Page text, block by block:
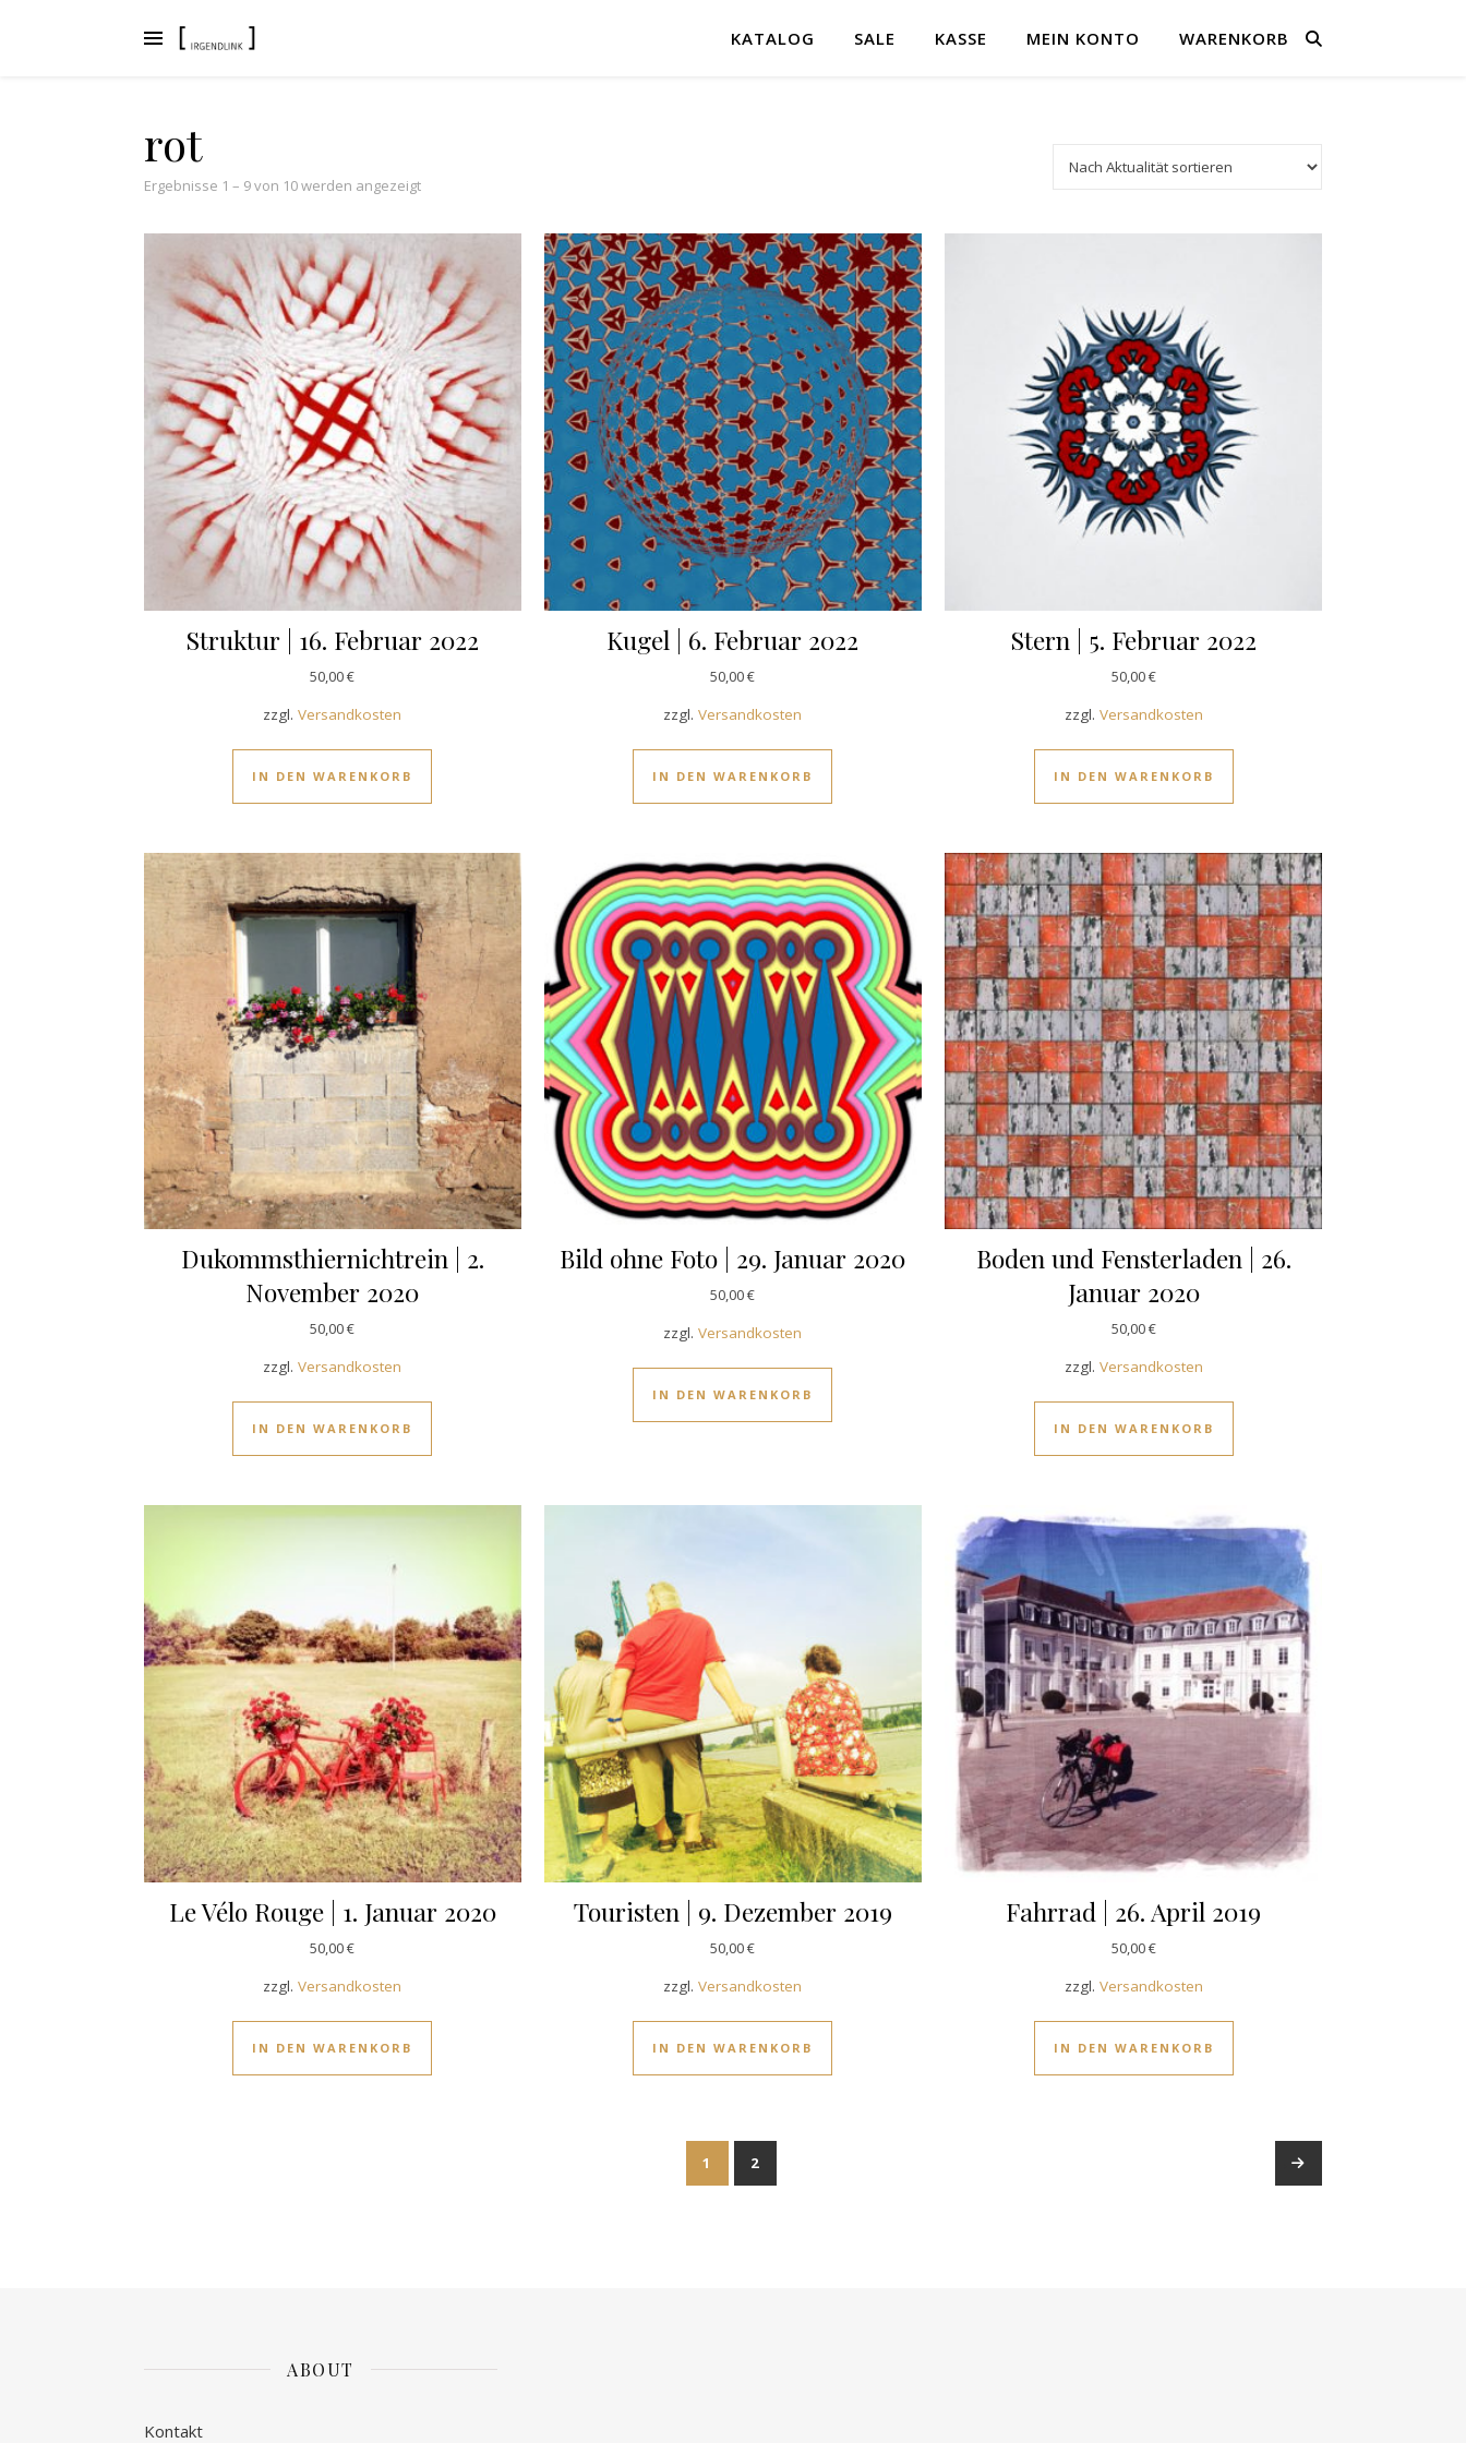
KATALOG SALE KASSE MEIN KONTO WARENKORB
rot
Ergebnisse 1 – 9 von 10 werden angezeigtNach Aktualität sortiert
Struktur | 16. Februar 2022
50,00€
zzgl.Versandkosten
IN DEN WARENKORB
Kugel | 6. Februar 2022
50,00€
zzgl.Versandkosten
IN DEN WARENKORB
Stern | 5. Februar 2022
50,00€
zzgl. Versandkosten
IN DEN WARENKORB
Dukommsthiernichtrein | 2.
November 2020
50,00€
zzgl.Versandkosten
IN DEN WARENKORB
Bild ohne Foto | 29. Januar 2020
50,00€
zzgl.Versandkosten
IN DEN WARENKORB
Boden und Fensterladen | 26.
Januar 2020
50,00€
zzgl. Versandkosten
IN DEN WARENKORB
Le Vélo Rouge | 1. Januar 2020
50,00€
zzgl.Versandkosten
IN DEN WARENKORB
Touristen | 9. Dezember 2019
50,00€
zzgl.Versandkosten
IN DEN WARENKORB
Fahrrad | 26. April 2019
50,00€
zzgl. Versandkosten
IN DEN WARENKORB
1 2
ABOUT
Kontakt